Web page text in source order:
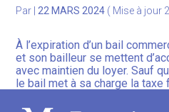
Par 22 MARS 2024 ( Mise à jour
À l’expiration d’un bail
et son bailleur se mettent
avec maintien du loyer. Sauf
le bail met à sa charge la taxe